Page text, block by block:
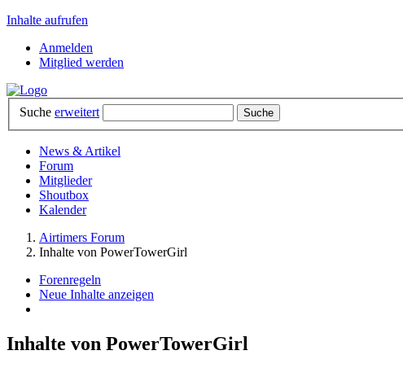
Inhalte aufrufen
Anmelden
Mitglied werden
Suche erweitert
News & Artikel
Forum
Mitglieder
Shoutbox
Kalender
Airtimers Forum
Inhalte von PowerTowerGirl
Forenregeln
Neue Inhalte anzeigen
Inhalte von PowerTowerGirl